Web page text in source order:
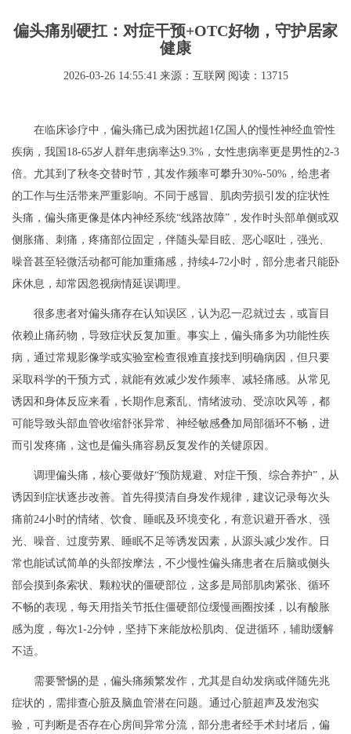
偏头痛别硬扛：对症干预+OTC好物，守护居家
健康
2026-03-26 14:55:41 来源：互联网 阅读：13715
在临床诊疗中，偏头痛已成为困扰超1亿国人的慢性神经血管性
疾病，我国18-65岁人群年患病率达9.3%，女性患病率更是男性的2-3
倍。尤其到了秋冬交替时节，其发作频率可攀升30%-50%，给患者
的工作与生活带来严重影响。不同于感冒、肌肉劳损引发的症状性
头痛，偏头痛更像是体内神经系统“线路故障”，发作时头部单侧或双
侧胀痛、刺痛，疼痛部位固定，伴随头晕目眩、恶心呕吐，强光、
噪音甚至轻微活动都可能加重痛感，持续4-72小时，部分患者只能卧
床休息，却常因忽视病情延误调理。
很多患者对偏头痛存在认知误区，认为忍一忍就过去，或盲目
依赖止痛药物，导致症状反复加重。事实上，偏头痛多为功能性疾
病，通过常规影像学或实验室检查很难直接找到明确病因，但只要
采取科学的干预方式，就能有效减少发作频率、减轻痛感。从常见
诱因和身体反应来看，长期作息紊乱、情绪波动、受凉吹风等，都
可能导致头部血管收缩舒张异常、神经敏感叠加局部循环不畅，进
而引发疼痛，这也是偏头痛容易反复发作的关键原因。
调理偏头痛，核心要做好“预防规避、对症干预、综合养护”，从
诱因到症状逐步改善。首先得摸清自身发作规律，建议记录每次头
痛前24小时的情绪、饮食、睡眠及环境变化，有意识避开香水、强
光、噪音、过度劳累、睡眠不足等诱发因素，从源头减少发作。日
常也能试试简单的头部按摩法，不少慢性偏头痛患者在后脑或侧头
部会摸到条索状、颗粒状的僵硬部位，这多是局部肌肉紧张、循环
不畅的表现，每天用指关节抵住僵硬部位缓慢画圈按揉，以有酸胀
感为度，每次1-2分钟，坚持下来能放松肌肉、促进循环，辅助缓解
不适。
需要警惕的是，偏头痛频繁发作，尤其是自幼发病或伴随先兆
症状的，需排查心脏及脑血管潜在问题。通过心脏超声及发泡实
验，可判断是否存在心房间异常分流，部分患者经手术封堵后，偏